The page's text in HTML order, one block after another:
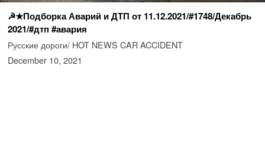
☭★Подборка Аварий и ДТП от 11.12.2021/#1748/Декабрь
2021/#дтп #авария
Русские дороги/ HOT NEWS CAR ACCIDENT
December 10, 2021